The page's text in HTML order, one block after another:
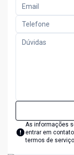
As informações
entrar em
termos de serviço